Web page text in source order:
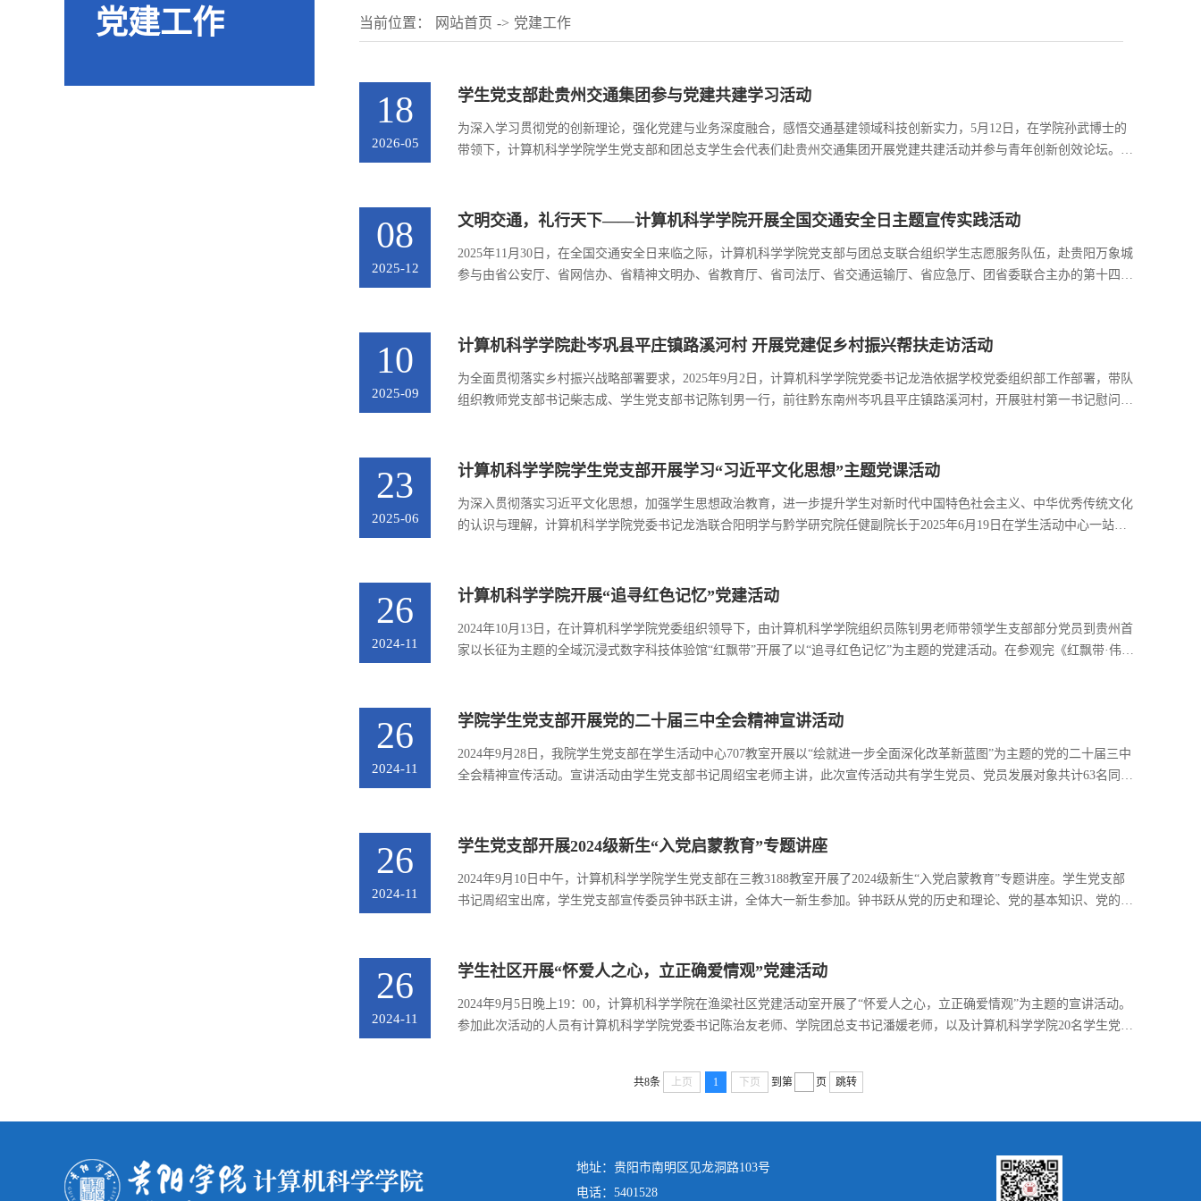
党建工作 当前位置： 网站首页 -> 党建工作
18
2026-05
学生党支部赴贵州交通集团参与党建共建学习活动
为深入学习贯彻党的创新理论，强化党建与业务深度融合，感悟交通基建领域科技创新实力，5月12日，在学院孙武博士的
带领下，计算机科学学院学生党支部和团总支学生会代表们赴贵州交通集团开展党建共建活动并参与青年创新创效论坛。活
08
2025-12
文明交通，礼行天下——计算机科学学院开展全国交通安全日主题宣传实践活动
2025年11月30日，在全国交通安全日来临之际，计算机科学学院党支部与团总支联合组织学生志愿服务队伍，赴贵阳万象城
参与由省公安厅、省网信办、省精神文明办、省教育厅、省司法厅、省交通运输厅、省应急厅、团省委联合主办的第十四个
10
2025-09
计算机科学学院赴岑巩县平庄镇路溪河村 开展党建促乡村振兴帮扶走访活动
为全面贯彻落实乡村振兴战略部署要求，2025年9月2日，计算机科学学院党委书记龙浩依据学校党委组织部工作部署，带队
组织教师党支部书记柴志成、学生党支部书记陈钊男一行，前往黔东南州岑巩县平庄镇路溪河村，开展驻村第一书记慰问及
23
2025-06
计算机科学学院学生党支部开展学习“习近平文化思想”主题党课活动
为深入贯彻落实习近平文化思想，加强学生思想政治教育，进一步提升学生对新时代中国特色社会主义、中华优秀传统文化
的认识与理解，计算机科学学院党委书记龙浩联合阳明学与黔学研究院任健副院长于2025年6月19日在学生活动中心一站式
26
2024-11
计算机科学学院开展“追寻红色记忆”党建活动
2024年10月13日，在计算机科学学院党委组织领导下，由计算机科学学院组织员陈钊男老师带领学生支部部分党员到贵州首
家以长征为主题的全域沉浸式数字科技体验馆“红飘带”开展了以“追寻红色记忆”为主题的党建活动。在参观完《红飘带·伟大
26
2024-11
学院学生党支部开展党的二十届三中全会精神宣讲活动
2024年9月28日，我院学生党支部在学生活动中心707教室开展以“绘就进一步全面深化改革新蓝图”为主题的党的二十届三中
全会精神宣传活动。宣讲活动由学生党支部书记周绍宝老师主讲，此次宣传活动共有学生党员、党员发展对象共计63名同志
26
2024-11
学生党支部开展2024级新生“入党启蒙教育”专题讲座
2024年9月10日中午，计算机科学学院学生党支部在三教3188教室开展了2024级新生“入党启蒙教育”专题讲座。学生党支部
书记周绍宝出席，学生党支部宣传委员钟书跃主讲，全体大一新生参加。钟书跃从党的历史和理论、党的基本知识、党的优
26
2024-11
学生社区开展“怀爱人之心，立正确爱情观”党建活动
2024年9月5日晚上19：00，计算机科学学院在渔梁社区党建活动室开展了“怀爱人之心，立正确爱情观”为主题的宣讲活动。
参加此次活动的人员有计算机科学学院党委书记陈治友老师、学院团总支书记潘媛老师，以及计算机科学学院20名学生党员
媛老师指出，在当今社会，爱情观的塑造与传播日益多元化，而在这个过程中，...
共8条 上页 1 下页 到第 页 跳转
地址：贵阳市南明区见龙洞路103号
电话：5401528